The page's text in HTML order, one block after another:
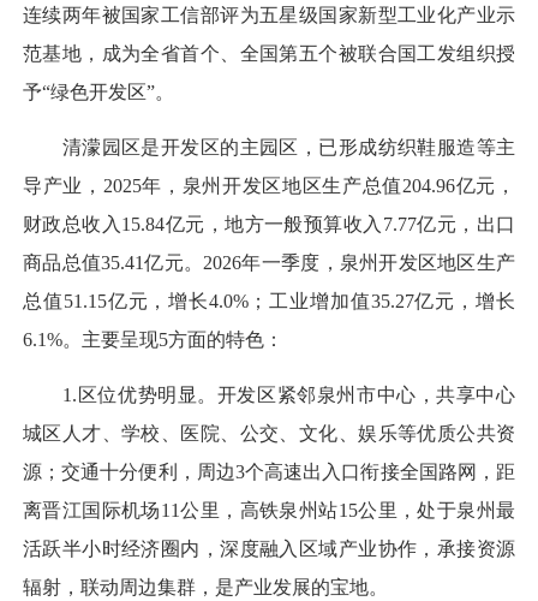
连续两年被国家工信部评为五星级国家新型工业化产业示
范基地，成为全省首个、全国第五个被联合国工发组织授
予“绿色开发区”。
清濛园区是开发区的主园区，已形成纺织鞋服造等主
导产业，2025年，泉州开发区地区生产总值204.96亿元，
财政总收入15.84亿元，地方一般预算收入7.77亿元，出口
商品总值35.41亿元。2026年一季度，泉州开发区地区生产
总值51.15亿元，增长4.0%；工业增加值35.27亿元，增长
6.1%。主要呈现5方面的特色：
1.区位优势明显。开发区紧邻泉州市中心，共享中心
城区人才、学校、医院、公交、文化、娱乐等优质公共资
源；交通十分便利，周边3个高速出入口衔接全国路网，距
离晋江国际机场11公里，高铁泉州站15公里，处于泉州最
活跃半小时经济圈内，深度融入区域产业协作，承接资源
辐射，联动周边集群，是产业发展的宝地。